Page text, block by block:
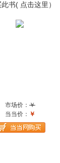
书( 点击这里）